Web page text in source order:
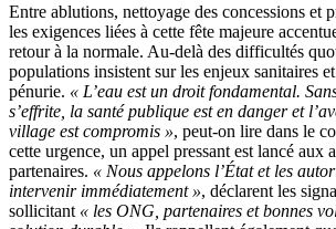
Entre ablutions, nettoyage des concessions et
les exigences liées à cette fête majeure
retour à la normale. Au-delà des difficultés
populations insistent sur les enjeux sanitaires
pénurie. « L’eau est un droit fondamental.
s’effrite, la santé publique est en danger et
village est compromis », peut-on lire dans le
cette urgence, un appel pressant est lancé aux
partenaires. « Nous appelons l’État et les
intervenir immédiatement », déclarent les
sollicitant « les ONG, partenaires et bonnes